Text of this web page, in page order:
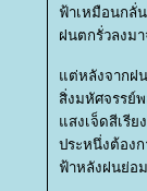
ฟ้าเหมือนกลั่
ฝนตกรั่วลงม
ต่หลังจากฝ
สิ่งมหัศจรรย์
สงเจ็ดสีเรีย
ประหนึ่งต้อง
ฟ้าหลังฝนย่อ